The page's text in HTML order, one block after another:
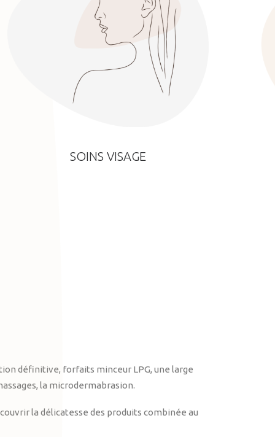
SOINS VISAGE
définitive, forfaits minceur LPG, une large
la microdermabrasion.
la délicatesse des produits combinée au